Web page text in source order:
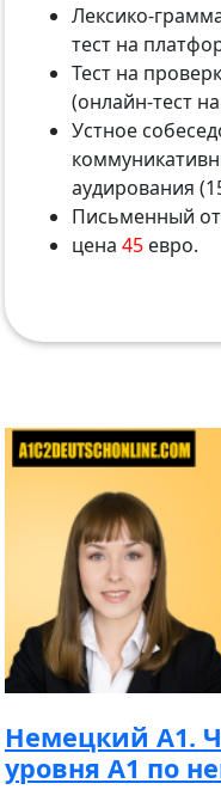
Лексико-
тест на
Тест на
(онлайн-тест
Устное
аудирования
Письменный
цена 45 евро.
Немецкий А1.
уровня А1 по